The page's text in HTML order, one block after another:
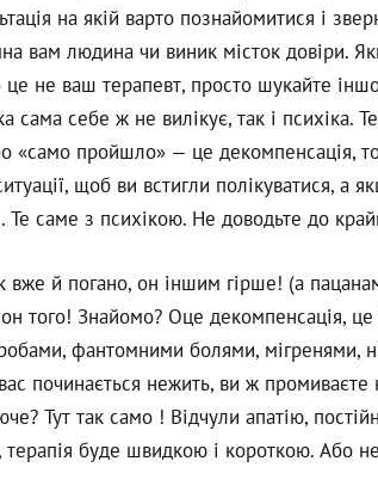
на якій варто познайомитися і
вам людина чи виник місток довіри.
не ваш терапевт, просто шукайте
сама себе ж не вилікує, так і психіка.
«само пройшло» — це декомпенсація,
щоб ви встигли полікуватися, а
Те саме з психікою. Не доводьте до
й погано, он іншим гірше! (а
того! Знайомо? Оце декомпенсація,
фантомними болями, мігренями,
починається нежить, ви ж промиваєте
Тут так само ! Відчули апатію,
терапія буде швидкою і короткою. Або